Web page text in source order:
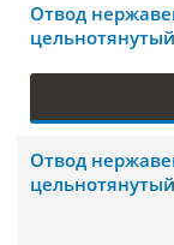
Отвод
цельнотянутый
Отвод
цельнотянутый